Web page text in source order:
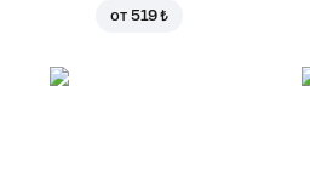
от 519 ₺